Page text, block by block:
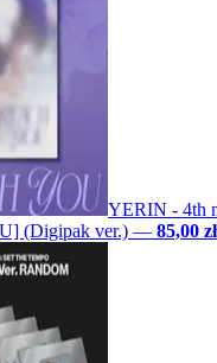
YERIN - 4th
(Digipak ver.) — 85,00 zł